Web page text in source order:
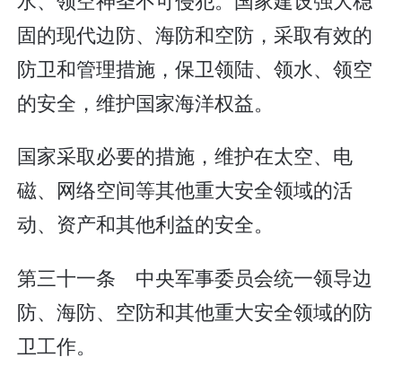
固的现代边防、海防和空防，采取有效的
防卫和管理措施，保卫领陆、领水、领空
的安全，维护国家海洋权益。
国家采取必要的措施，维护在太空、电
磁、网络空间等其他重大安全领域的活
动、资产和其他利益的安全。
第三十一条 中央军事委员会统一领导边
防、海防、空防和其他重大安全领域的防
卫工作。